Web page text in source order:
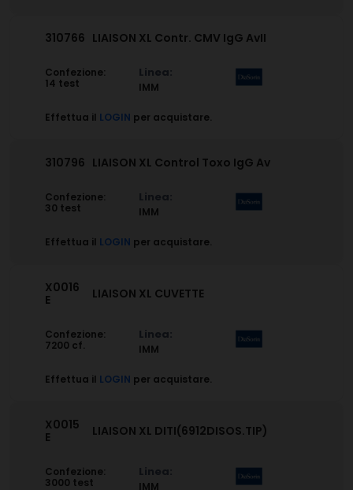
310766 LIAISON XL Contr. CMV IgG AvII
Confezione:
14 test
Linea:
IMM
Effettua il LOGIN per acquistare.
310796 LIAISON XL Control Toxo IgG Av
Confezione:
30 test
Linea:
IMM
Effettua il LOGIN per acquistare.
X0016
E
LIAISON XL CUVETTE
Confezione:
7200 cf.
Linea:
IMM
Effettua il LOGIN per acquistare.
X0015
E
LIAISON XL DITI(6912DISOS.TIP)
Confezione:
3000 test
Linea:
IMM